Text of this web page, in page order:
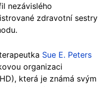
nezávislého
zdravotní sestry
Sue E. Peters
organizaci
která je známá svým